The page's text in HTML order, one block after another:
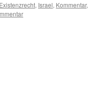
Existenzrecht, Israel, Kommentar,